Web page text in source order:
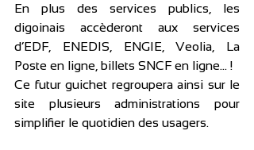
En plus des services publics, les
digoinais accèderont aux services
d’EDF, ENEDIS, ENGIE, Veolia, La
Poste en ligne, billets SNCF en ligne… !
Ce futur guichet regroupera ainsi sur le
site plusieurs administrations pour
simplifier le quotidien des usagers.